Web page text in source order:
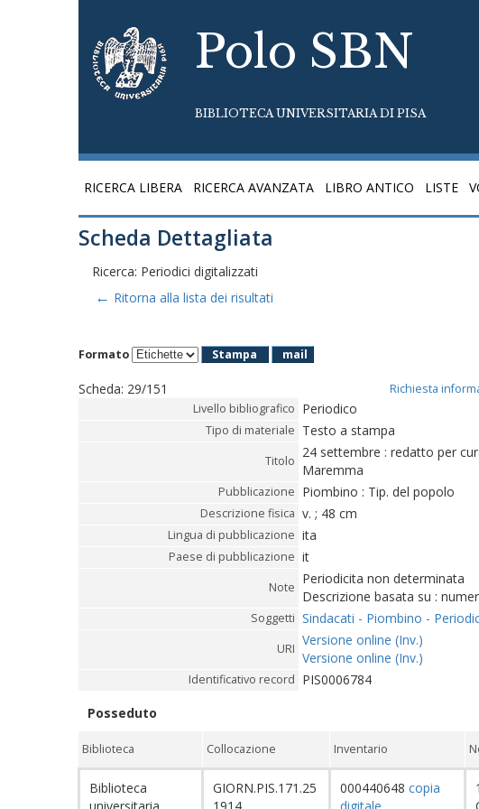
Polo SBN
BIBLIOTECA UNIVERSITARIA DI PISA
RICERCA LIBERA RICERCA AVANZATA LIBRO ANTICO LISTE
Scheda Dettagliata
Ricerca: Periodici digitalizzati
← Ritorna alla lista dei risultati
Formato Stampa mail
Scheda: 29/151 Richiesta
Livello bibliografico Periodico
Tipo di materiale Testo a stampa
Titolo
24 settembre : redatto per
Maremma
Pubblicazione Piombino : Tip. del popolo
Descrizione fisica v. ; 48 cm
Lingua di pubblicazione ita
Paese di pubblicazione it
Note
Periodicita non determinata
Descrizione basata su :
Soggetti Sindacati - Piombino -
URI
Versione online (Inv.)
Versione online (Inv.)
Identificativo record PIS0006784
Posseduto
Biblioteca Collocazione Inventario
Biblioteca
GIORN.PIS.171.25
000440648 copia